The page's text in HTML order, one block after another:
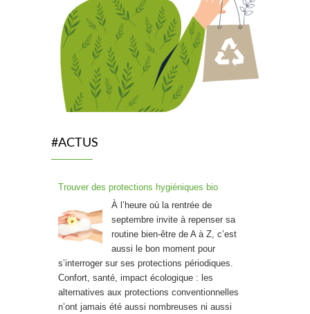
#ACTUS
Trouver des protections hygiéniques bio
À l’heure où la rentrée de
septembre invite à repenser sa
routine bien-être de A à Z, c’est
aussi le bon moment pour
s’interroger sur ses protections périodiques.
Confort, santé, impact écologique : les
alternatives aux protections conventionnelles
n’ont jamais été aussi nombreuses ni aussi